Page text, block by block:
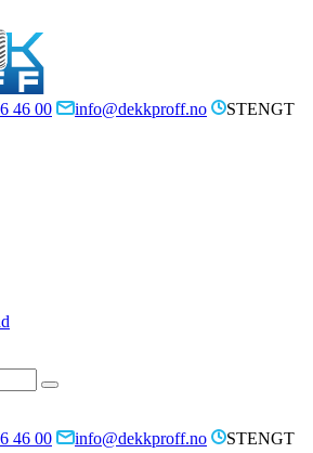
46 00 info@dekkproff.no
STENGT
46 00 info@dekkproff.no
STENGT